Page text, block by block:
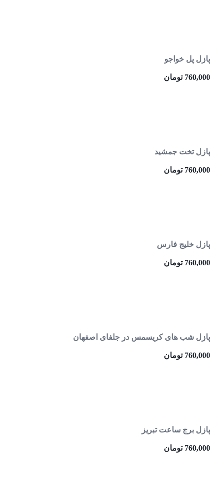
پازل پل خواجو
760,000 تومان
پازل تخت جمشید
760,000 تومان
پازل خلیج فارس
760,000 تومان
پازل شب های کریسمس در جلفای اصفهان
760,000 تومان
پازل برج ساعت تبریز
760,000 تومان